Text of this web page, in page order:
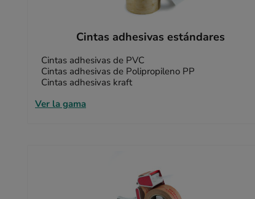
Cintas adhesivas estándares
Cintas adhesivas de PVC
Cintas adhesivas de Polipropileno PP
Cintas adhesivas kraft
Ver la gama